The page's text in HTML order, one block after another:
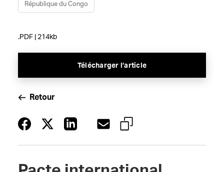
République du Congo
.PDF | 214kb
Télécharger l’article
Retour